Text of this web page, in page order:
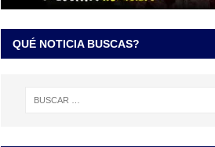
QUÉ NOTICIA BUSCAS?